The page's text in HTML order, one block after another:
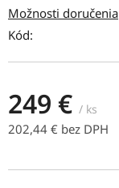
Možnosti doručenia
Kód:
249 € / ks
202,44 € bez DPH